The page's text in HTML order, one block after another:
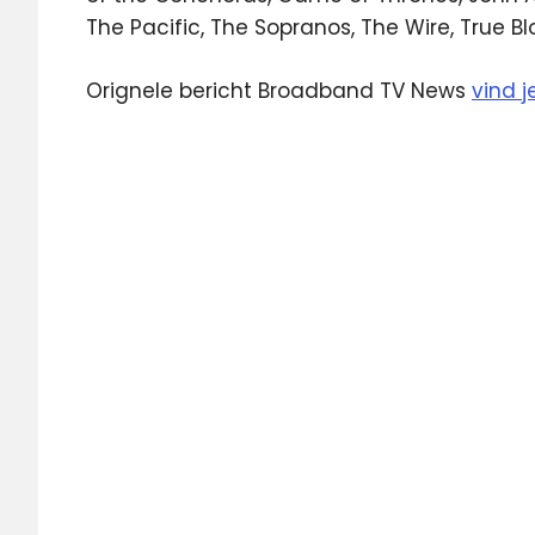
The Pacific, The Sopranos, The Wire, True
Orignele bericht Broadband TV News vind